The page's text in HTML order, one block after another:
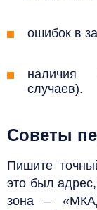
ошибок в
наличия
случаев).
Советы
Пишите
это был
зона –